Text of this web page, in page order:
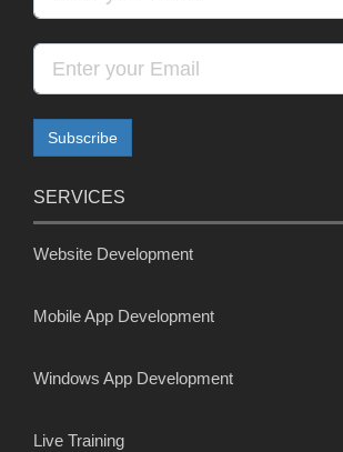
SERVICES
Website Development
Mobile App Development
Windows App Development
Live Training